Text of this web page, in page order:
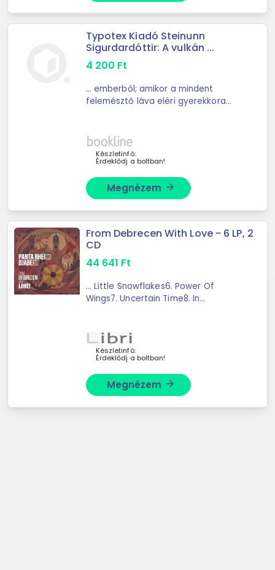
Typotex Kiadó Steinunn
Sigurdardóttir: A vulkán ...
4 200 Ft
... emberből; amikor a mindent
felemésztő láva eléri gyerekkora
kitörő láva napokon belül elnyeli
szülei egykori nyaralóját ...
Készletinfó:
Érdeklődj a boltban!
Megnézem arrow_forward
From Debrecen With Love - 6 LP, 2
CD
44 641 Ft
... Little Snowflakes6. Power Of
Wings7. Uncertain Time8. In
The LakesideBarabás Tamás ...
Készletinfó:
Érdeklődj a boltban!
Megnézem arrow_forward